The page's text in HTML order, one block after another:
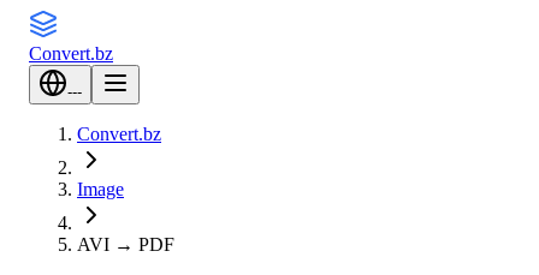
Convert.bz
---
Convert.bz
Image
AVI → PDF